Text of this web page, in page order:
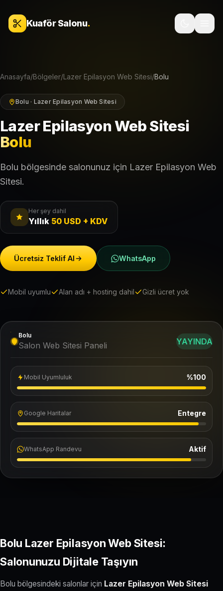
Kuaför Salonu.
Anasayfa/Bölgeler/Lazer Epilasyon Web Sitesi/Bolu
Bolu · Lazer Epilasyon Web Sitesi
Lazer Epilasyon Web Sitesi
Bolu
Bolu bölgesinde salonunuz için Lazer Epilasyon Web
Sitesi.
Her şey dahil
Yıllık 50 USD + KDV
Ücretsiz Teklif Al WhatsApp
Mobil uyumlu Alan adı + hosting dahil Gizli ücret yok
Bolu
Salon Web Sitesi Paneli YAYINDA
Mobil Uyumluluk %100
Google Haritalar Entegre
WhatsApp Randevu Aktif
Bolu Lazer Epilasyon Web Sitesi:
Salonunuzu Dijitale Taşıyın
Bolu bölgesindeki salonlar için Lazer Epilasyon Web Sitesi